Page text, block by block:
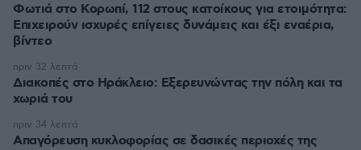
Φωτιά στο Κορωπί, 112 στους κατοίκους για ετοιμότητα:
Επιχειρούν ισχυρές επίγειες δυνάμεις και έξι εναέρια,
βίντεο
Διακοπές στο Ηράκλειο: Εξερευνώντας την πόλη και τα
χωριά του
πριν 32 λεπτά
Απαγόρευση κυκλοφορίας σε δασικές περιοχές της
πριν 34 λεπτά